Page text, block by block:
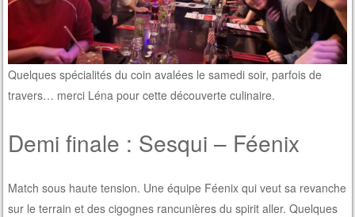
Quelques spécialités du coin avalées le samedi soir, parfois de
travers… merci Léna pour cette découverte culinaire.
Demi finale : Sesqui – Féenix
Match sous haute tension. Une équipe Féenix qui veut sa revanche
sur le terrain et des cigognes rancunières du spirit aller. Quelques